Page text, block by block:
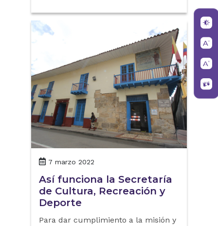
7 marzo 2022
Así funciona la Secretaría
de Cultura, Recreación y
Deporte
Para dar cumplimiento a la misión y